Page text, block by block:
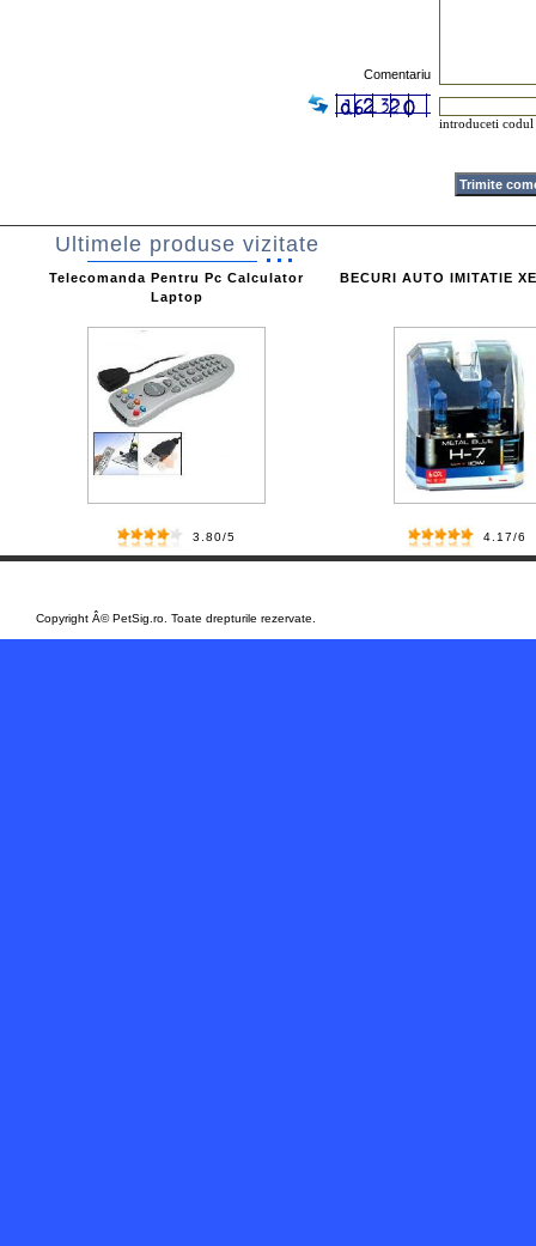
Comentariu
introduceti codul
Ultimele produse vizitate
Telecomanda Pentru Pc Calculator
Laptop
3.80/5
BECURI AUTO IMITATIE
4.17/6
Copyright Â© PetSig.ro. Toate drepturile rezervate.